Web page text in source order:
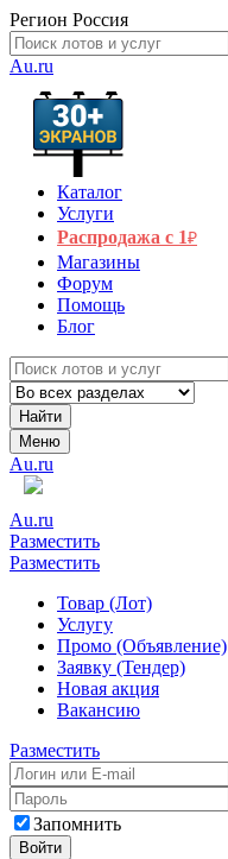
Регион Россия
Au.ru
Каталог
Услуги
Распродажа с 1₽
Магазины
Форум
Помощь
Блог
Найти
Меню
Au.ru
Au.ru
Разместить
Разместить
Товар (Лот)
Услугу
Промо (Объявление)
Заявку (Тендер)
Новая акция
Вакансию
Разместить
Запомнить
Войти